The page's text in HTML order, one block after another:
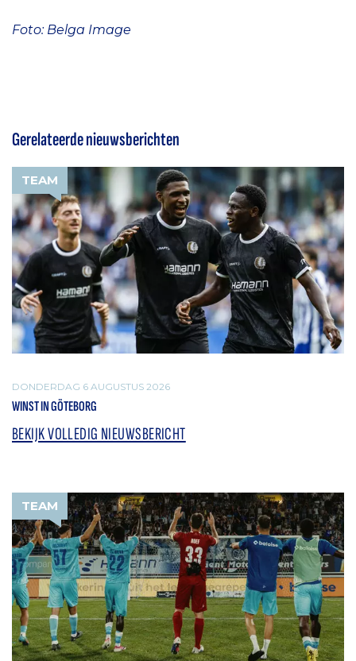
Foto: Belga Image
Gerelateerde nieuwsberichten
TEAM
DONDERDAG 6 AUGUSTUS 2026
WINST IN GÖTEBORG
BEKIJK VOLLEDIG NIEUWSBERICHT
TEAM